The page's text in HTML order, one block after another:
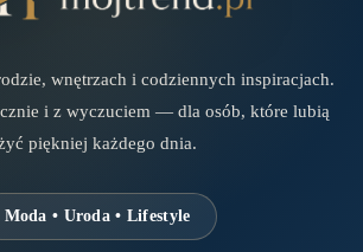
wnętrzach i codziennych inspiracjach.
i z wyczuciem — dla osób, które lubią
piękniej każdego dnia.
Moda • Uroda • Lifestyle